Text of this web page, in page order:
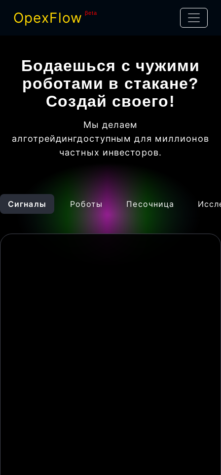
OpexFlow βeta
Бодаешься с чужими
роботами в стакане?
Создай своего!
Мы делаем
алготрейдингдоступным для миллионов
частных инвесторов.
Сигналы Роботы Песочница